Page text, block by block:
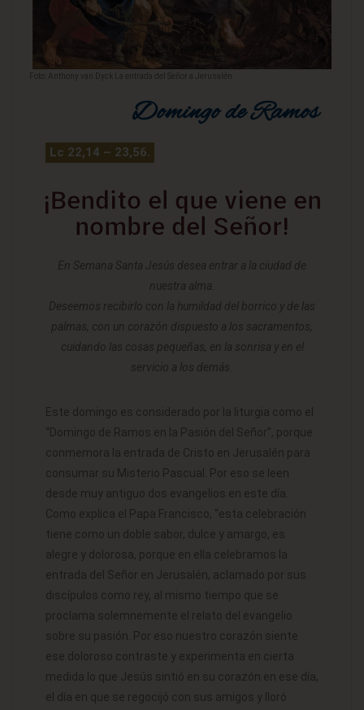
Foto: Anthony van Dyck La entrada del Señor a Jerusalén.
Domingo de Ramos
Lc 22,14 – 23,56.
¡Bendito el que viene en
nombre del Señor!
En Semana Santa Jesús desea entrar a la ciudad de
nuestra alma.
Deseemos recibirlo con la humildad del borrico y de las
palmas, con un corazón dispuesto a los sacramentos,
cuidando las cosas pequeñas, en la sonrisa y en el
servicio a los demás.
Este domingo es considerado por la liturgia como el
“Domingo de Ramos en la Pasión del Señor”, porque
conmemora la entrada de Cristo en Jerusalén para
consumar su Misterio Pascual. Por eso se leen
desde muy antiguo dos evangelios en este día.
Como explica el Papa Francisco, “esta celebración
tiene como un doble sabor, dulce y amargo, es
alegre y dolorosa, porque en ella celebramos la
entrada del Señor en Jerusalén, aclamado por sus
discípulos como rey, al mismo tiempo que se
proclama solemnemente el relato del evangelio
sobre su pasión. Por eso nuestro corazón siente
ese doloroso contraste y experimenta en cierta
medida lo que Jesús sintió en su corazón en ese día,
el día en que se regocijó con sus amigos y lloró